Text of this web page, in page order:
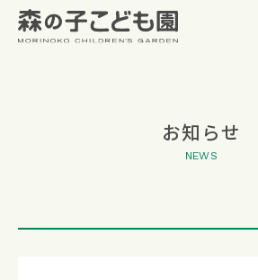
お知らせ
NEWS